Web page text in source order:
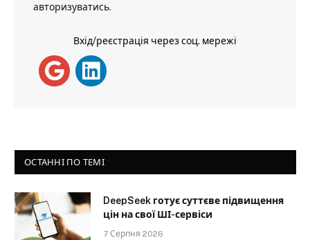
авторизуватись.
Вхід/реєстрація через соц. мережі
ОСТАННІ ПО ТЕМІ
DeepSeek готує суттєве підвищення
цін на свої ШІ-сервіси
7 Серпня 2026